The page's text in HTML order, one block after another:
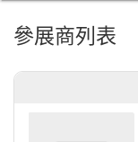
參展商列表